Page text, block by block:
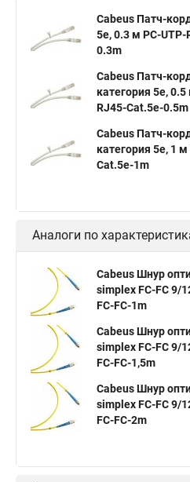
Cabeus Патч-
5e, 0.3 м PC-
0.3m
Cabeus Патч-
категория 5e, 0.5
RJ45-Cat.5e-0.5m
Cabeus Патч-
категория 5e, 1
Cat.5e-1m
Аналоги по
Cabeus Шнур
simplex FC-FC 9/
FC-FC-1m
Cabeus Шнур
simplex FC-FC 9/
FC-FC-1,5m
Cabeus Шнур
simplex FC-FC 9/
FC-FC-2m